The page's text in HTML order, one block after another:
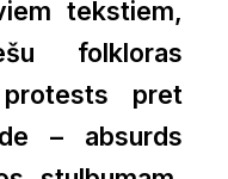
tekstiem,
folkloras
pret
– absurds